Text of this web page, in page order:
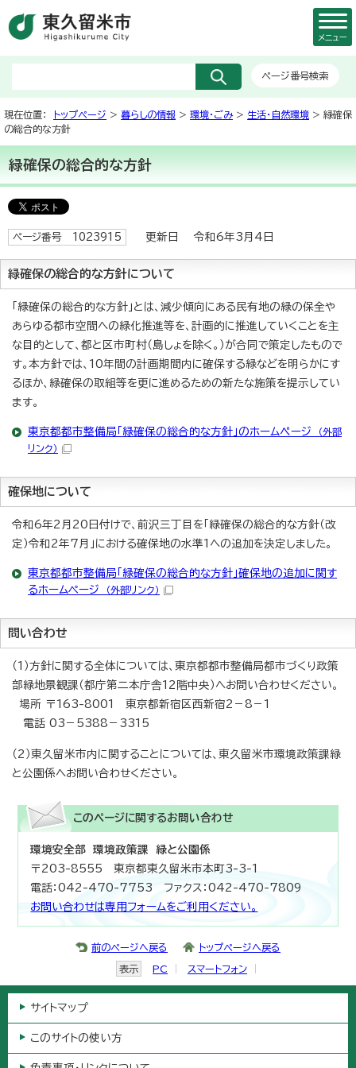
ページ番号検索
メニュー
現在位置： トップページ > 暮らしの情報 > 環境・ごみ> 生活・自然環境 > 緑確保
の総合的な方針
緑確保の総合的な方針
ページ番号 1023915 更新日 令和6年3月4日
緑確保の総合的な方針について
「緑確保の総合的な方針」とは、減少傾向にある民有地の緑の保全や
あらゆる都市空間への緑化推進等を、計画的に推進していくことを主
な目的として、都と区市町村（島しょを除く。）が合同で策定したもので
す。本方針では、10年間の計画期間内に確保する緑などを明らかにす
るほか、緑確保の取組等を更に進めるための新たな施策を提示してい
ます。
東京都都市整備局「緑確保の総合的な方針」のホームぺージ （外部
リンク）
確保地について
令和6年2月20日付けで、前沢三丁目を「緑確保の総合的な方針（改
定）令和2年7月」における確保地の水準1への追加を決定しました。
東京都都市整備局「緑確保の総合的な方針」確保地の追加に関す
るホームページ （外部リンク）
問い合わせ
（1）方針に関する全体については、東京都都市整備局都市づくり政策
部緑地景観課（都庁第二本庁舎12階中央）へお問い合わせください。
場所 〒163-8001 東京都新宿区西新宿2－8－1
電話 03－5388－3315
（2）東久留米市内に関することについては、東久留米市環境政策課緑
と公園係へお問い合わせください。
このページに関するお問い合わせ
環境安全部 環境政策課 緑と公園係
〒203-8555 東京都東久留米市本町3-3-1
電話：042-470-7753 ファクス：042-470-7809
お問い合わせは専用フォームをご利用ください。
前のページへ戻る トップページへ戻る
表示 PC スマートフォン
サイトマップ
このサイトの使い方